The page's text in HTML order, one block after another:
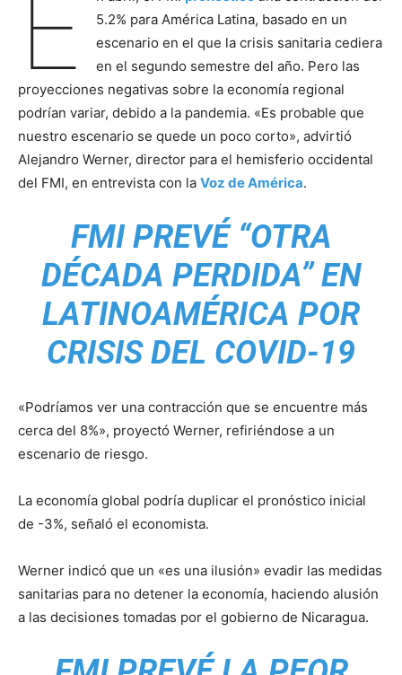
E
5.2% para América Latina, basado en un
escenario en el que la crisis sanitaria cediera
en el segundo semestre del año. Pero las
proyecciones negativas sobre la economía regional
podrían variar, debido a la pandemia. «Es probable que
nuestro escenario se quede un poco corto», advirtió
Alejandro Werner, director para el hemisferio occidental
del FMI, en entrevista con la Voz de América.
FMI PREVÉ “OTRA
DÉCADA PERDIDA” EN
LATINOAMÉRICA POR
CRISIS DEL COVID-19
«Podríamos ver una contracción que se encuentre más
cerca del 8%», proyectó Werner, refiriéndose a un
escenario de riesgo.
La economía global podría duplicar el pronóstico inicial
de -3%, señaló el economista.
Werner indicó que un «es una ilusión» evadir las medidas
sanitarias para no detener la economía, haciendo alusión
a las decisiones tomadas por el gobierno de Nicaragua.